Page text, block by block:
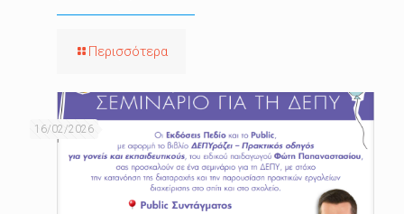
Περισσότερα
16/02/2026